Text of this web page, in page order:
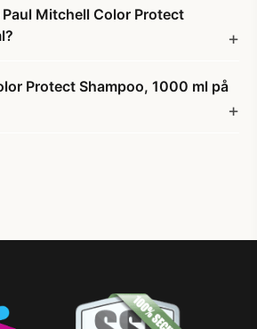
Mitchell Color Protect
Protect Shampoo, 1000 ml på